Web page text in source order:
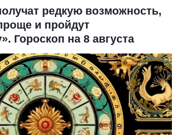
редкую возможность,
и пройдут
Гороскоп на 8 августа